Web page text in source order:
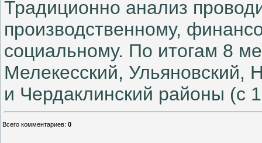
Традиционно анализ
производственному,
социальному. По итогам 8
Мелекесский, Ульяновский,
и Чердаклинский районы (с
Всего комментариев: 0